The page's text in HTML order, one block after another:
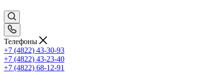
Телефоны
+7 (4822) 43-30-93
+7 (4822) 43-23-40
+7 (4822) 68-12-91